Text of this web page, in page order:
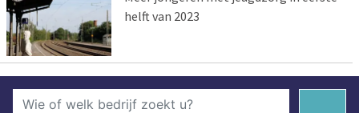
helft van 2023